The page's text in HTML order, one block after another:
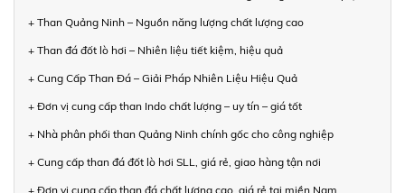
+ Than Quảng Ninh – Nguồn năng lượng chất lượng cao
+ Than đá đốt lò hơi – Nhiên liệu tiết kiệm, hiệu quả
+ Cung Cấp Than Đá – Giải Pháp Nhiên Liệu Hiệu Quả
+ Đơn vị cung cấp than Indo chất lượng – uy tín – giá tốt
+ Nhà phân phối than Quảng Ninh chính gốc cho công nghiệp
+ Cung cấp than đá đốt lò hơi SLL, giá rẻ, giao hàng tận nơi
+ Đơn vị cung cấp than đá chất lượng cao, giá rẻ tại miền Nam